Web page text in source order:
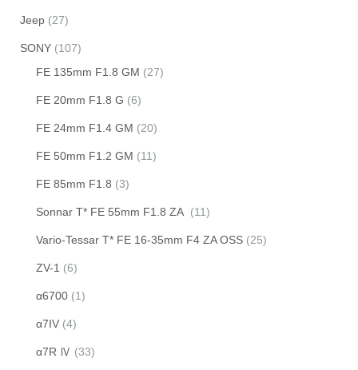
Jeep (27)
SONY (107)
FE 135mm F1.8 GM (27)
FE 20mm F1.8 G (6)
FE 24mm F1.4 GM (20)
FE 50mm F1.2 GM (11)
FE 85mm F1.8 (3)
Sonnar T* FE 55mm F1.8 ZA (11)
Vario-Tessar T* FE 16-35mm F4 ZA OSS (25)
ZV-1 (6)
α6700 (1)
α7IV (4)
α7R Ⅳ (33)